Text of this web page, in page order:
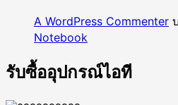
A WordPress Commenter
Notebook
รับซื้ออุปกรณ์ไอที